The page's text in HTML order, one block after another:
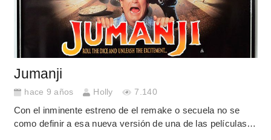
Jumanji
hace 9 años Holly 7.140
Con el inminente estreno de el remake o secuela no se
como definir a esa nueva versión de una de las películas…